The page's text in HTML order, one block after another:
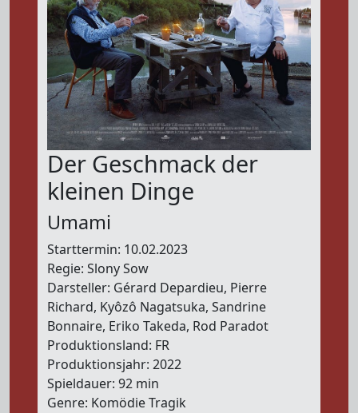
Der Geschmack der
kleinen Dinge
Umami
Starttermin: 10.02.2023
Regie: Slony Sow
Darsteller: Gérard Depardieu, Pierre
Richard, Kyôzô Nagatsuka, Sandrine
Bonnaire, Eriko Takeda, Rod Paradot
Produktionsland: FR
Produktionsjahr: 2022
Spieldauer: 92 min
Genre: Komödie Tragik